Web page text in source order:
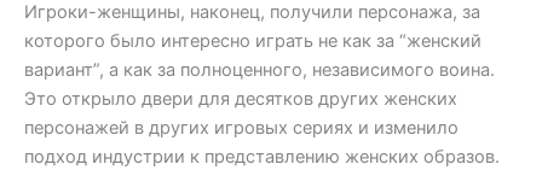
Игроки-женщины, наконец, получили персонажа, за
которого было интересно играть не как за “женский
вариант”, а как за полноценного, независимого воина.
Это открыло двери для десятков других женских
персонажей в других игровых сериях и изменило
подход индустрии к представлению женских образов.